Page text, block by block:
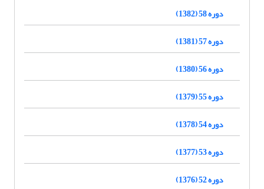
دوره 58 (1382)
دوره 57 (1381)
دوره 56 (1380)
دوره 55 (1379)
دوره 54 (1378)
دوره 53 (1377)
دوره 52 (1376)